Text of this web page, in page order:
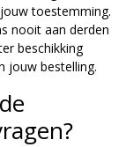
toestemming.
nooit aan derden
beschikking
jouw bestelling.